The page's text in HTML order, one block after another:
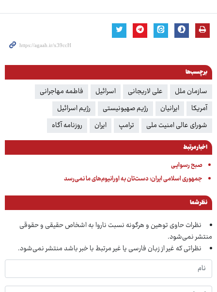
برچسب‌ها
سازمان ملل علی لاریجانی اسرائیل
فاطمه مهاجرانی
آمریکا
ایرانیان رژیم صهیونیستی
رژیم اسرائیل
شورای عالی امنیت ملی
ترامپ ایران روزنامه آگاه
اخبار مرتبط
صبح رسوایـی
جمهوری اسلامی ایران: دست‌تان به اورانیوم‌های ما نمی‌رسد
نظر شما
نظرات حاوی توهین و هرگونه نسبت ناروا به اشخاص حقیقی و حقوقی
منتشر نمی‌شود.
نظراتی که غیر از زبان فارسی یا غیر مرتبط با خبر باشد منتشر نمی‌شود.